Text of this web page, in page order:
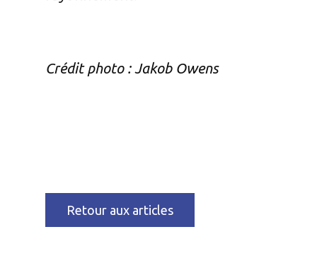
Crédit photo : Jakob Owens
Retour aux articles